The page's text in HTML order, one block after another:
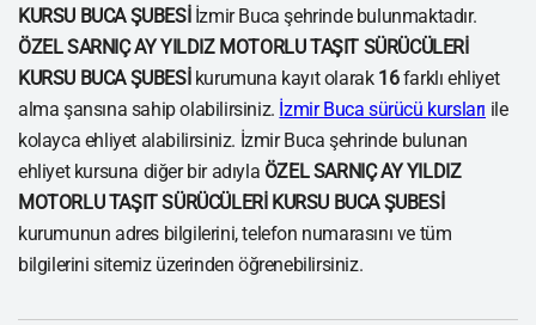
KURSU BUCA ŞUBESİ İzmir Buca şehrinde bulunmaktadır.
ÖZEL SARNIÇ AY YILDIZ MOTORLU TAŞIT SÜRÜCÜLERİ
KURSU BUCA ŞUBESİ kurumuna kayıt olarak 16farklı ehliyet
alma şansına sahip olabilirsiniz. İzmir Buca sürücü kursları ile
kolayca ehliyet alabilirsiniz. İzmir Buca şehrinde bulunan
ehliyet kursuna diğer bir adıyla ÖZEL SARNIÇ AY YILDIZ
MOTORLU TAŞIT SÜRÜCÜLERİ KURSU BUCA ŞUBESİ
kurumunun adres bilgilerini, telefon numarasını ve tüm
bilgilerini sitemiz üzerinden öğrenebilirsiniz.